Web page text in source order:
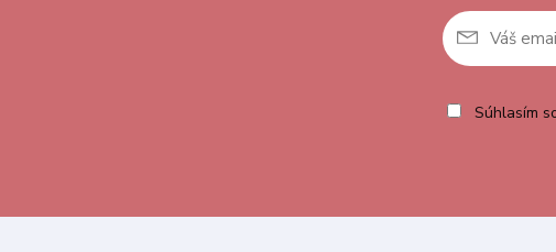
Súhlasím